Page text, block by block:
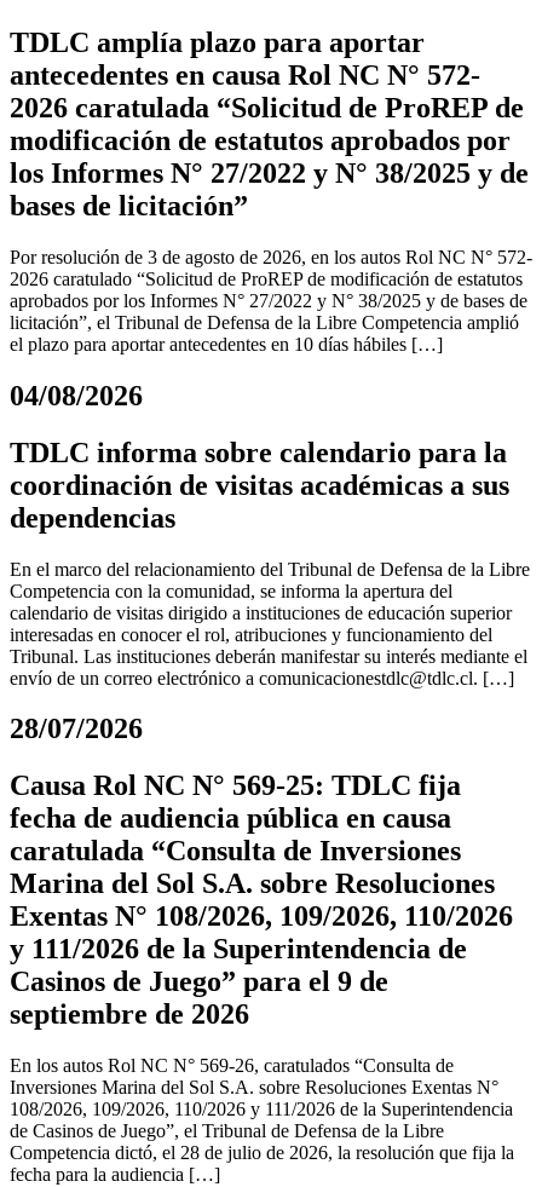
TDLC amplía plazo para aportar
antecedentes en causa Rol NC N° 572-
2026 caratulada “Solicitud de ProREP de
modificación de estatutos aprobados por
los Informes N° 27/2022 y N° 38/2025 y de
bases de licitación”
Por resolución de 3 de agosto de 2026, en los autos Rol NC N° 572-
2026 caratulado “Solicitud de ProREP de modificación de estatutos
aprobados por los Informes N° 27/2022 y N° 38/2025 y de bases de
licitación”, el Tribunal de Defensa de la Libre Competencia amplió
el plazo para aportar antecedentes en 10 días hábiles […]
04/08/2026
TDLC informa sobre calendario para la
coordinación de visitas académicas a sus
dependencias
En el marco del relacionamiento del Tribunal de Defensa de la Libre
Competencia con la comunidad, se informa la apertura del
calendario de visitas dirigido a instituciones de educación superior
interesadas en conocer el rol, atribuciones y funcionamiento del
Tribunal. Las instituciones deberán manifestar su interés mediante el
envío de un correo electrónico a comunicacionestdlc@tdlc.cl. […]
28/07/2026
Causa Rol NC N° 569-25: TDLC fija
fecha de audiencia pública en causa
caratulada “Consulta de Inversiones
Marina del Sol S.A. sobre Resoluciones
Exentas N° 108/2026, 109/2026, 110/2026
y 111/2026 de la Superintendencia de
Casinos de Juego” para el 9 de
septiembre de 2026
En los autos Rol NC N° 569-26, caratulados “Consulta de
Inversiones Marina del Sol S.A. sobre Resoluciones Exentas N°
108/2026, 109/2026, 110/2026 y 111/2026 de la Superintendencia
de Casinos de Juego”, el Tribunal de Defensa de la Libre
Competencia dictó, el 28 de julio de 2026, la resolución que fija la
fecha para la audiencia […]